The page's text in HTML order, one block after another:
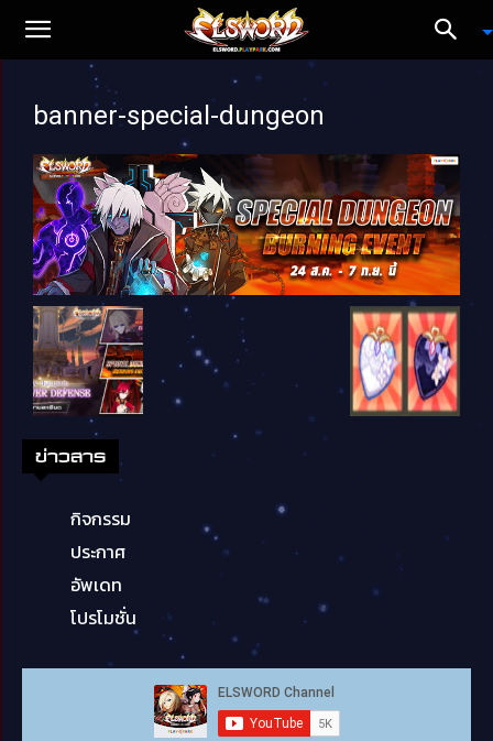
banner-special-dungeon
ข่าวสาร
กิจกรรม
ประกาศ
อัพเดท
โปรโมชั่น